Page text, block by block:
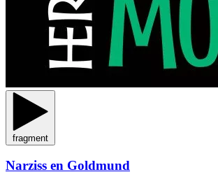
fragment
Narziss en Goldmund